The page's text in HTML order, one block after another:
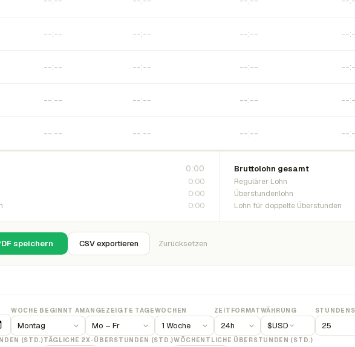
0:00
0:00
0:00
0:00
Bruttolohn gesamt
Regulärer Lohn
Überstundenlohn
Lohn für doppelte Überstunden
speichern CSV exportieren Zurücksetzen
WOCHE BEGINNT AMANGEZEIGTE TAGEWOCHEN ZEITFORMATWÄHRUNG
$USD
(STD.)TÄGLICHE 2X-ÜBERSTUNDEN (STD.)WÖCHENTLICHE ÜBERSTUNDEN (STD.)